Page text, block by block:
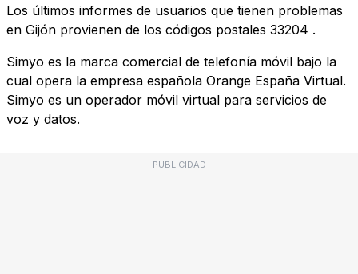
Los últimos informes de usuarios que tienen problemas
en Gijón provienen de los códigos postales 33204 .
Simyo es la marca comercial de telefonía móvil bajo la
cual opera la empresa española Orange España Virtual.
Simyo es un operador móvil virtual para servicios de
voz y datos.
PUBLICIDAD